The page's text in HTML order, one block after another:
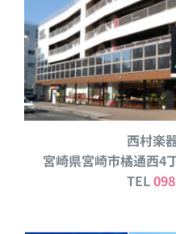
西村楽
宮崎県宮崎市橘通西4
TEL